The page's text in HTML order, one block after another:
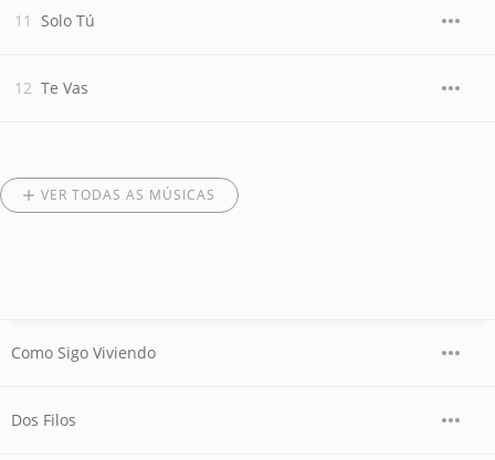
Solo Tú
Te Vas
VER TODAS AS MÚSICAS
Como Sigo Viviendo
Dos Filos